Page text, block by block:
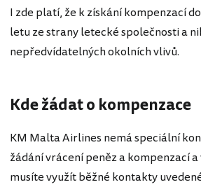
I zde platí, že k získání kompenzací
letu ze strany letecké společnosti a
nepředvídatelných okolních vlivů.
Kde žádat o kompenzace
KM Malta Airlines nemá speciální
žádání vrácení peněz a kompenzací
musíte využít běžné kontakty